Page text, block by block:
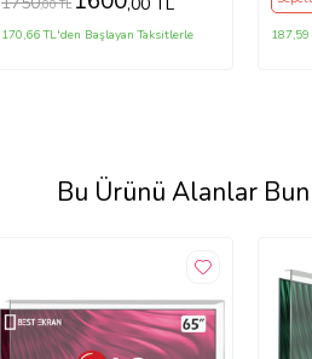
,00 TL
170,66 TL'den Başlayan Taksitlerle
Bu Ürünü Alanlar